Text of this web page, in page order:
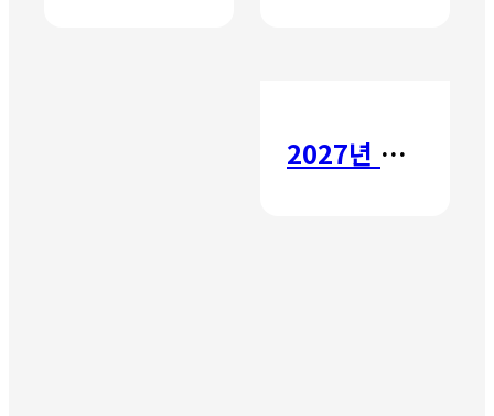
2027년 갈보리 어학원 유치부 신입생 모집